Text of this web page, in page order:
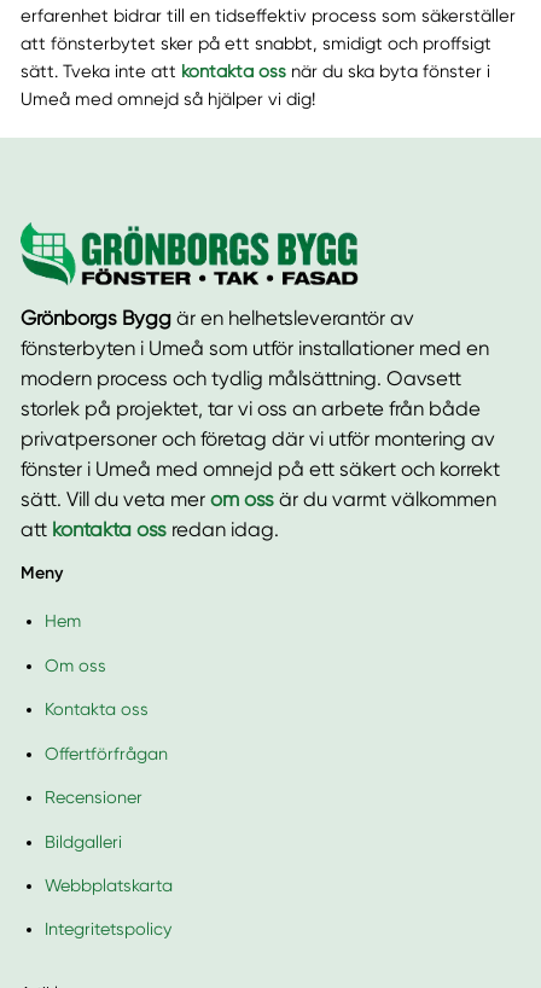
erfarenhet bidrar till en tidseffektiv process som säkerställer
att fönsterbytet sker på ett snabbt, smidigt och proffsigt
sätt. Tveka inte att kontakta ossnär du ska byta fönster i
Umeå med omnejd så hjälper vi dig!
Grönborgs Byggär en helhetsleverantör av
fönsterbyten i Umeå som utför installationer med en
modern process och tydlig målsättning. Oavsett
storlek på projektet, tar vi oss an arbete från både
privatpersoner och företag där vi utför montering av
fönster i Umeå med omnejd på ett säkert och korrekt
sätt. Vill du veta mer om ossär du varmt välkommen
att kontakta ossredan idag.
Meny
Hem
Om oss
Kontakta oss
Offertförfrågan
Recensioner
Bildgalleri
Webbplatskarta
Integritetspolicy